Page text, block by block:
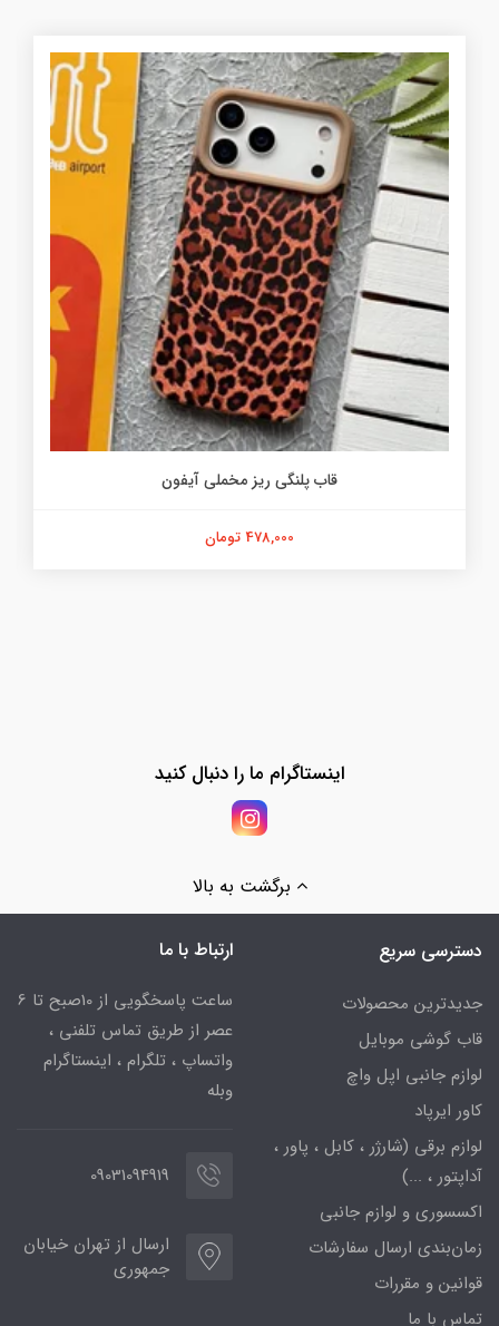
قاب پلنگی ریز مخملی آیفون
478,000 تومان
اینستاگرام ما را دنبال کنید
برگشت به بالا
دسترسی سریع
جدیدترین محصولات
قاب گوشی موبایل
لوازم جانبی اپل واچ
کاور ایرپاد
لوازم برقی (شارژر ، کابل ، پاور ،
آداپتور ، ...)
اکسسوری و لوازم جانبی
زمان‌بندی ارسال سفارشات
قوانین و مقررات
تماس با ما
ارتباط با ما
ساعت پاسخگویی از 10صبح تا 6
عصر از طریق تماس تلفنی ،
واتساپ ، تلگرام ، اینستاگرام
وبله
09031094919
ارسال از تهران خیابان
جمهوری